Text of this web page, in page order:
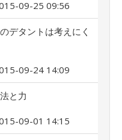
09-25 09:56
デタントは考えにく
09-24 14:09
と力
09-01 14:15